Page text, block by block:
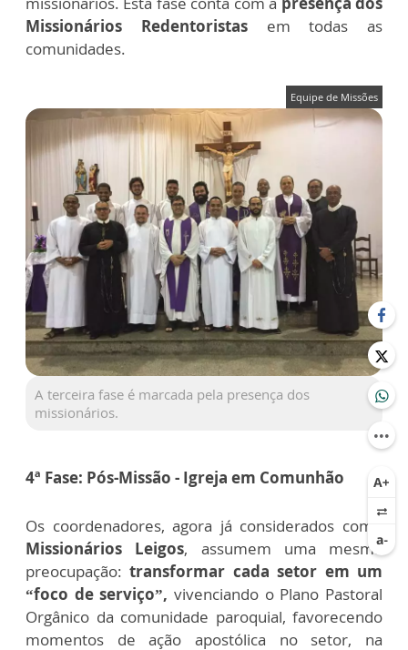
Missionários Redentoristas em todas as
comunidades.
Equipe de Missões
A terceira fase é marcada pela presença dos
missionários.
4ª Fase: Pós-Missão - Igreja em Comunhão
Os coordenadores, agora já considerados como
Missionários Leigos, assumem uma mesma
preocupação:transformar cada setor em um
“foco de serviço”, vivenciando o Plano Pastoral
Orgânico da comunidade paroquial, favorecendo
momentos de ação apostólica no setor, na